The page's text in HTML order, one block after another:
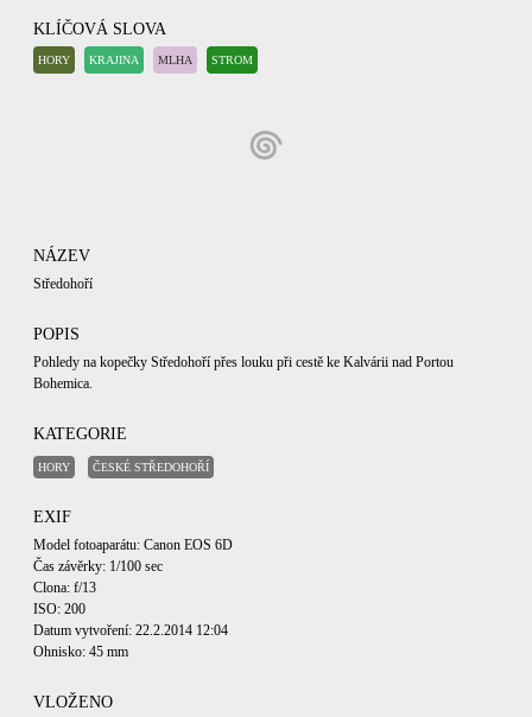
KLÍČOVÁ SLOVA
HORY KRAJINA MLHA STROM
NÁZEV
Středohoří
POPIS
Pohledy na kopečky Středohoří přes louku při cestě ke Kalvárii nad Portou
Bohemica.
KATEGORIE
HORY ČESKÉ STŘEDOHOŘÍ
EXIF
Model fotoaparátu: Canon EOS 6D
Čas závěrky: 1/100 sec
Clona: f/13
ISO: 200
Datum vytvoření: 22.2.2014 12:04
Ohnisko: 45 mm
VLOŽENO